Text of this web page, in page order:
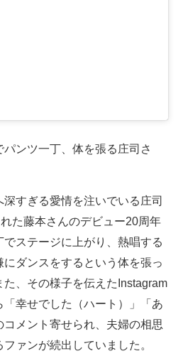
ンツ一丁、体を張る庄司さ
すぎる愛情を注いでいる庄司
た藤本さんのデビュー20周年
ステージに上がり、熱唱する
ダンスをするという体を張っ
、その様子を伝えたInstagram
幸せでした（ハート）」「あ
コメント寄せられ、夫婦の相思
ァンが続出していました。